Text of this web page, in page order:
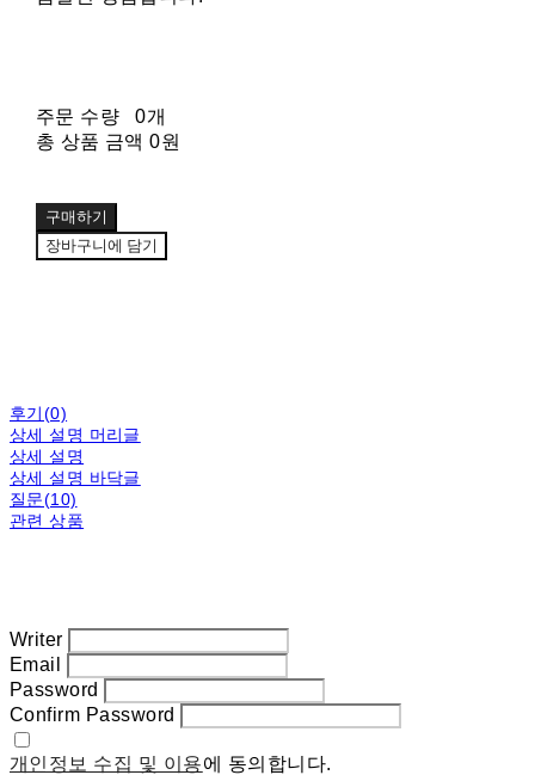
주문 수량
0개
총 상품 금액 0원
구매하기
장바구니에 담기
후기(0)
상세 설명 머리글
상세 설명
상세 설명 바닥글
질문(10)
관련 상품
Writer
Email
Password
Confirm Password
개인정보 수집 및 이용에 동의합니다.